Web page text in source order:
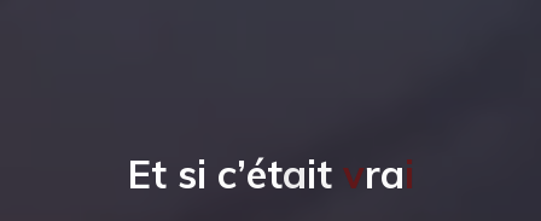
Et si c’était vrai